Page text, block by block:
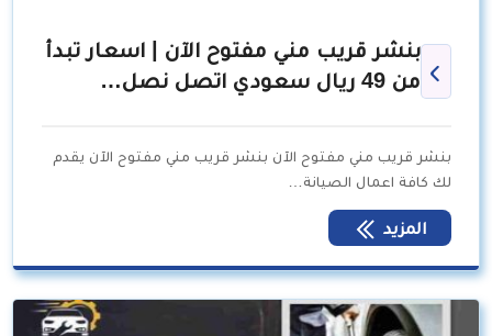
بنشر قريب مني مفتوح الآن | اسعار تبدأ
من 49 ريال سعودي اتصل نصل…
بنشر قريب مني مفتوح الآن بنشر قريب مني مفتوح الآن يقدم
لك كافة اعمال الصيانة…
المزيد